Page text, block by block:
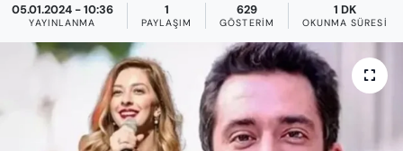
05.01.2024 - 10:36
YAYINLANMA
1
PAYLAŞIM
629
GÖSTERIM
1 DK
OKUNMA SÜRESI
SAĞLIK
SPOR
Haber Arşivi